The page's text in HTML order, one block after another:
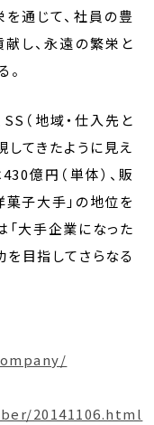
通じて、社員の豊
し、永遠の繁栄と
。
SS（地域・仕入先と
してきたように見え
億円（単体）、販
子大手」の地位を
「大手企業になった
を目指してさらなる
20141106.html